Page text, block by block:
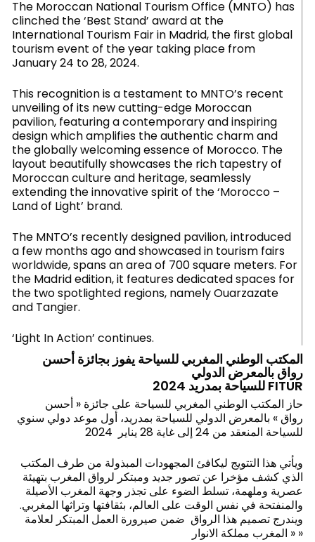
The Moroccan National Tourism Office (MNTO) has
clinched the ‘Best Stand’ award at the
International Tourism Fair in Madrid, the first global
tourism event of the year taking place from
January 24 to 28, 2024.
This recognition is a testament to MNTO’s recent
unveiling of its new cutting-edge Moroccan
pavilion, featuring a contemporary and inspiring
design which amplifies the authentic charm and
the globally welcoming essence of Morocco. The
layout beautifully showcases the rich tapestry of
Moroccan culture and heritage, seamlessly
extending the innovative spirit of the ‘Morocco –
Land of Light’ brand.
The MNTO’s recently designed pavilion, introduced
a few months ago and showcased in tourism fairs
worldwide, spans an area of 700 square meters. For
the Madrid edition, it features dedicated spaces for
the two spotlighted regions, namely Ouarzazate
and Tangier.
‘Light In Action’ continues.
المكتب الوطني المغربي للسياحة يفوز بجائزة أحسن
رواق بالمعرض الدولي
للسياحة بمدريد 2024 FITUR
حاز المكتب الوطني المغربي للسياحة على جائزة « أحسن
رواق » بالمعرض الدولي للسياحة بمدريد، أول موعد دولي سنوي
للسياحة المنعقد من 24 إلى غاية 28 يناير 2024
ويأتي هذا التتويج ليكافئ المجهودات المبذولة من طرف المكتب
الذي كشف مؤخرا عن تصور جديد ومبتكر لرواق المغرب بتهيئة
عصرية وملهمة، تسلط الضوء على تجذر وجهة المغرب الأصيلة
والمنفتحة في نفس الوقت على العالم، بثقافتها وتراثها المغربي.
ويندرج تصميم هذا الرواق ضمن صيرورة العمل المبتكر لعلامة
« المغرب مملكة الانوار »